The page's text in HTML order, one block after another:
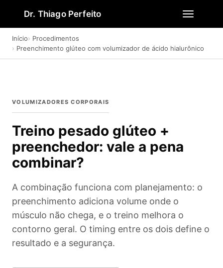
Dr. Thiago Perfeito
Início
Procedimentos
Preenchimento glúteo com volumizador de ácido hialurônico
VOLUMIZADORES CORPORAIS
Treino pesado glúteo +
preenchedor: vale a pena
combinar?
A combinação funciona com planejamento: o
preenchimento adiciona volume onde o
músculo não chega, e o treino melhora o
contorno geral. O timing entre os dois define o
resultado e a segurança.